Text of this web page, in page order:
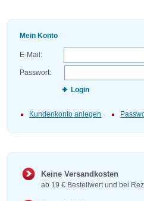
Mein Konto
E-Mail:
Passwort:
Login
Kundenkonto anlegen
Keine Versandkosten
ab 19 € Bestellwert und bei